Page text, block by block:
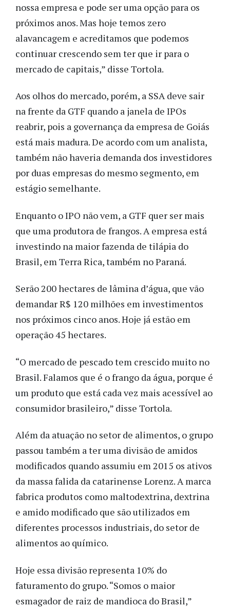
nossa empresa e pode ser uma opção para os
próximos anos. Mas hoje temos zero
alavancagem e acreditamos que podemos
continuar crescendo sem ter que ir para o
mercado de capitais,” disse Tortola.
Aos olhos do mercado, porém, a SSA deve sair
na frente da GTF quando a janela de IPOs
reabrir, pois a governança da empresa de Goiás
está mais madura. De acordo com um analista,
também não haveria demanda dos investidores
por duas empresas do mesmo segmento, em
estágio semelhante.
Enquanto o IPO não vem, a GTF quer ser mais
que uma produtora de frangos. A empresa está
investindo na maior fazenda de tilápia do
Brasil, em Terra Rica, também no Paraná.
Serão 200 hectares de lâmina d’água, que vão
demandar R$ 120 milhões em investimentos
nos próximos cinco anos. Hoje já estão em
operação 45 hectares.
“O mercado de pescado tem crescido muito no
Brasil. Falamos que é o frango da água, porque é
um produto que está cada vez mais acessível ao
consumidor brasileiro,” disse Tortola.
Além da atuação no setor de alimentos, o grupo
passou também a ter uma divisão de amidos
modificados quando assumiu em 2015 os ativos
da massa falida da catarinense Lorenz. A marca
fabrica produtos como maltodextrina, dextrina
e amido modificado que são utilizados em
diferentes processos industriais, do setor de
alimentos ao químico.
Hoje essa divisão representa 10% do
faturamento do grupo. “Somos o maior
esmagador de raiz de mandioca do Brasil,”